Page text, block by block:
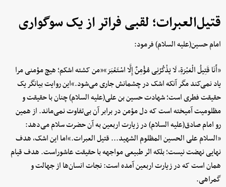
قتیل‌العبرات؛ لقبی فراتر از یک سوگواری
امام حسین(علیه السلام) فرمود:
«أَنَا قَتِیلُ الْعَبْرَةِ، لَا یَذْکُرُنِی مُؤْمِنٌ إِلَّا اسْتَعْبَرَ»«من کشته اشکم؛ هیچ مؤمنی مرا
یاد نمی‌کند مگر آنکه اشک در چشمانش جاری می‌شود.»این روایت بیانگر یک
حقیقت فطری است؛ شهادت حسین بن علی(علیه السلام) چنان با حقیقت و
مظلومیت آمیخته است که دل مؤمن در برابر آن بی‌تفاوت نمی‌ماند. از همین
رو امام صادق(علیه السلام) در زیارت اربعین به آن حضرت سلام می‌دهد:
«السلام علی الحسین المظلوم الشهید... قتیل العبرات.»اما این اشک، هدف
نهایی نهضت نیست؛ بلکه اثر طبیعی مواجهه با حقیقت عاشوراست. هدف قیام
همان است که در زیارت اربعین آمده است: نجات انسان‌ها از جهالت و
گمراهی.